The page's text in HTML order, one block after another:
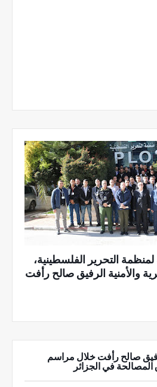
لمنظمة التحرير الفلسطينية،
والأمنية الرفيق صالح رأفت
صالح رأفت خلال مراسم
المصالحة في الجزائر